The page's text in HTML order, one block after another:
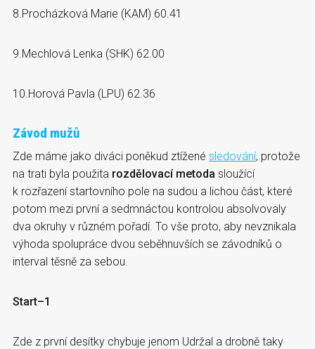
8.Procházková Marie (KAM) 60.41
9.Mechlová Lenka (SHK) 62.00
10.Horová Pavla (LPU) 62.36
Závod mužů
Zde máme jako diváci poněkud ztížené sledování, protože
na trati byla použita rozdělovací metoda sloužící
k rozřazení startovního pole na sudou a lichou část, které
potom mezi první a sedmnáctou kontrolou absolvovaly
dva okruhy v různém pořadí. To vše proto, aby nevznikala
výhoda spolupráce dvou seběhnuvších se závodníků o
interval těsně za sebou.
Start–1
Zde z první desítky chybuje jenom Udržal a drobně taky